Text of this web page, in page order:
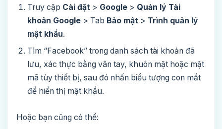
Truy cập Cài đặt > Google > Quản lý Tài
khoản Google > Tab Bảo mật > Trình quản lý
mật khẩu.
Tìm “Facebook” trong danh sách tài khoản đã
lưu, xác thực bằng vân tay, khuôn mặt hoặc mật
mã tùy thiết bị, sau đó nhấn biểu tượng con mắt
để hiển thị mật khẩu.
Hoặc bạn cũng có thể: